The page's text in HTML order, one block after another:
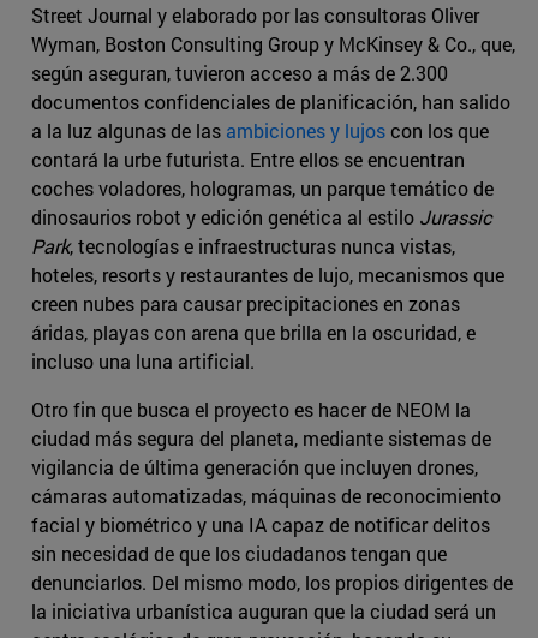
Street Journal y elaborado por las consultoras Oliver
Wyman, Boston Consulting Group y McKinsey & Co., que,
según aseguran, tuvieron acceso a más de 2.300
documentos confidenciales de planificación, han salido
a la luz algunas de las ambiciones y lujoscon los que
contará la urbe futurista. Entre ellos se encuentran
coches voladores, hologramas, un parque temático de
dinosaurios robot y edición genética al estilo Jurassic
Park, tecnologías e infraestructuras nunca vistas,
hoteles, resorts y restaurantes de lujo, mecanismos que
creen nubes para causar precipitaciones en zonas
áridas, playas con arena que brilla en la oscuridad, e
incluso una luna artificial.
Otro fin que busca el proyecto es hacer de NEOM la
ciudad más segura del planeta, mediante sistemas de
vigilancia de última generación que incluyen drones,
cámaras automatizadas, máquinas de reconocimiento
facial y biométrico y una IA capaz de notificar delitos
sin necesidad de que los ciudadanos tengan que
denunciarlos. Del mismo modo, los propios dirigentes de
la iniciativa urbanística auguran que la ciudad será un